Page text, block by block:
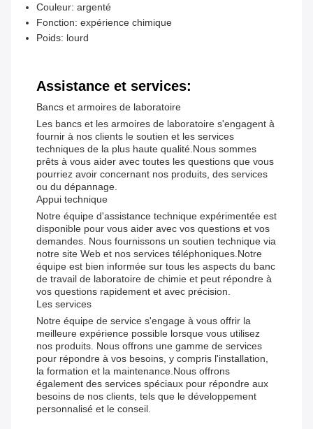
Couleur: argenté
Fonction: expérience chimique
Poids: lourd
Assistance et services:
Bancs et armoires de laboratoire
Les bancs et les armoires de laboratoire s'engagent à
fournir à nos clients le soutien et les services
techniques de la plus haute qualité.Nous sommes
prêts à vous aider avec toutes les questions que vous
pourriez avoir concernant nos produits, des services
ou du dépannage.
Appui technique
Notre équipe d'assistance technique expérimentée est
disponible pour vous aider avec vos questions et vos
demandes. Nous fournissons un soutien technique via
notre site Web et nos services téléphoniques.Notre
équipe est bien informée sur tous les aspects du banc
de travail de laboratoire de chimie et peut répondre à
vos questions rapidement et avec précision.
Les services
Notre équipe de service s'engage à vous offrir la
meilleure expérience possible lorsque vous utilisez
nos produits. Nous offrons une gamme de services
pour répondre à vos besoins, y compris l'installation,
la formation et la maintenance.Nous offrons
également des services spéciaux pour répondre aux
besoins de nos clients, tels que le développement
personnalisé et le conseil.